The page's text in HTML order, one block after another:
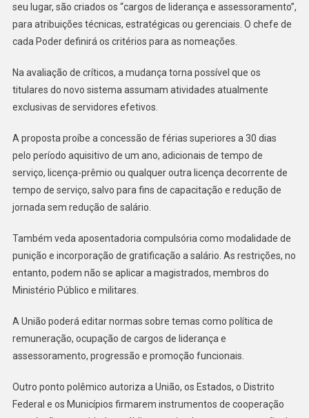
seu lugar, são criados os “cargos de liderança e assessoramento”,
para atribuições técnicas, estratégicas ou gerenciais. O chefe de
cada Poder definirá os critérios para as nomeações.
Na avaliação de críticos, a mudança torna possível que os
titulares do novo sistema assumam atividades atualmente
exclusivas de servidores efetivos.
A proposta proíbe a concessão de férias superiores a 30 dias
pelo período aquisitivo de um ano, adicionais de tempo de
serviço, licença-prêmio ou qualquer outra licença decorrente de
tempo de serviço, salvo para fins de capacitação e redução de
jornada sem redução de salário.
Também veda aposentadoria compulsória como modalidade de
punição e incorporação de gratificação a salário. As restrições, no
entanto, podem não se aplicar a magistrados, membros do
Ministério Público e militares.
A União poderá editar normas sobre temas como política de
remuneração, ocupação de cargos de liderança e
assessoramento, progressão e promoção funcionais.
Outro ponto polêmico autoriza a União, os Estados, o Distrito
Federal e os Municípios firmarem instrumentos de cooperação